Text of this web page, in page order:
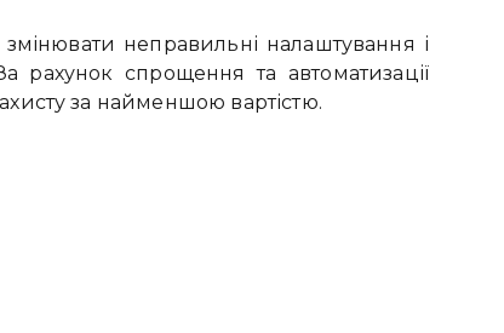
неправильні налаштування і
рахунок спрощення та автоматизації
за найменшою вартістю.